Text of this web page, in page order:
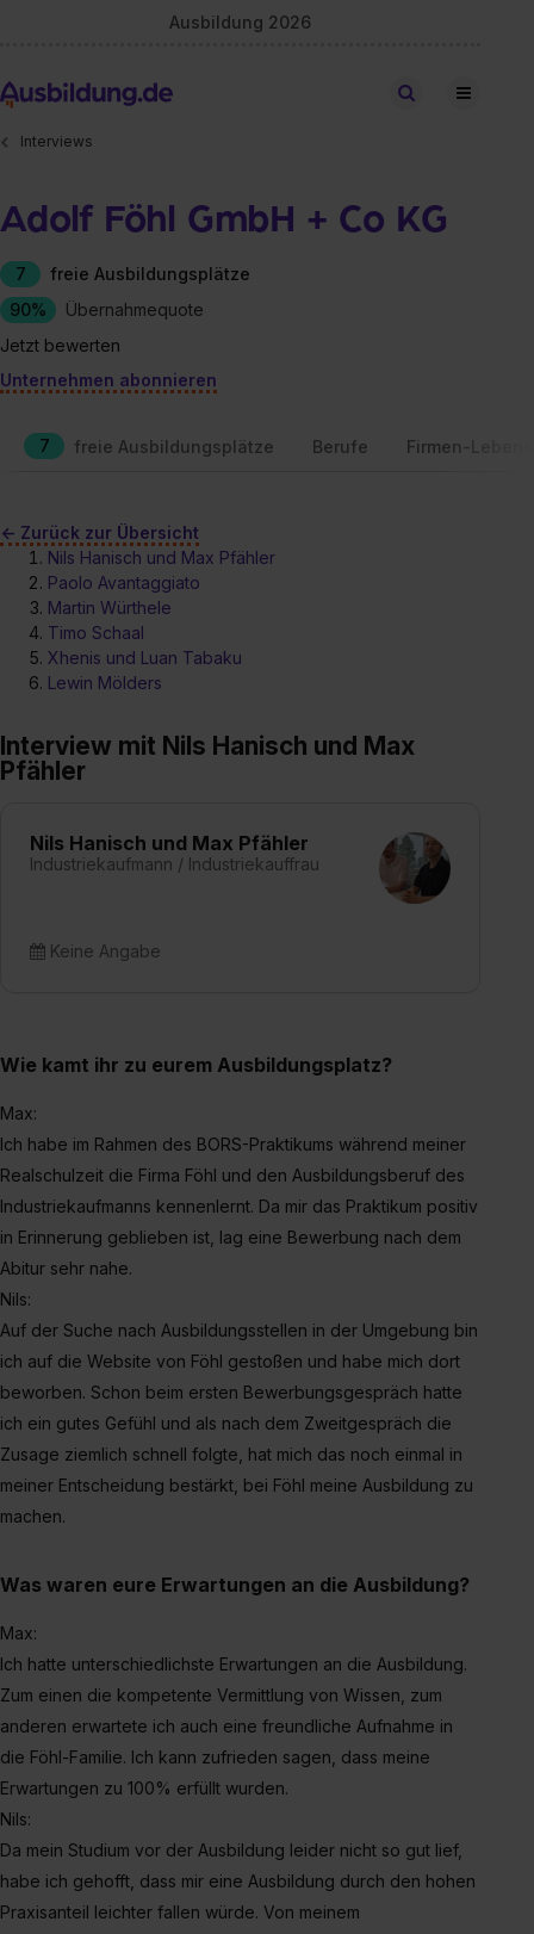
Ausbildung 2026
Stellen finden
Interviews
Adolf Föhl GmbH + Co KG
7
freie Ausbildungsplätze
90%
Übernahmequote
Jetzt bewerten
Unternehmen abonnieren
7 freie Ausbildungsplätze Berufe Firmen-
<- Zurück zur Übersicht
Nils Hanisch und Max Pfähler
Paolo Avantaggiato
Martin Würthele
Timo Schaal
Xhenis und Luan Tabaku
Lewin Mölders
Interview mit Nils Hanisch und Max
Pfähler
Nils Hanisch und Max Pfähler
Industriekaufmann / Industriekauffrau
Keine Angabe
Wie kamt ihr zu eurem Ausbildungsplatz?
Max:
Ich habe im Rahmen des BORS-Praktikums während meiner
Realschulzeit die Firma Föhl und den Ausbildungsberuf des
Industriekaufmanns kennenlernt. Da mir das Praktikum positiv
in Erinnerung geblieben ist, lag eine Bewerbung nach dem
Abitur sehr nahe.
Nils:
Auf der Suche nach Ausbildungsstellen in der Umgebung bin
ich auf die Website von Föhl gestoßen und habe mich dort
beworben. Schon beim ersten Bewerbungsgespräch hatte
ich ein gutes Gefühl und als nach dem Zweitgespräch die
Zusage ziemlich schnell folgte, hat mich das noch einmal in
meiner Entscheidung bestärkt, bei Föhl meine Ausbildung zu
machen.
Was waren eure Erwartungen an die Ausbildung?
Max:
Ich hatte unterschiedlichste Erwartungen an die Ausbildung.
Zum einen die kompetente Vermittlung von Wissen, zum
anderen erwartete ich auch eine freundliche Aufnahme in
die Föhl-Familie. Ich kann zufrieden sagen, dass meine
Erwartungen zu 100% erfüllt wurden.
Nils:
Da mein Studium vor der Ausbildung leider nicht so gut lief,
habe ich gehofft, dass mir eine Ausbildung durch den hohen
Praxisanteil leichter fallen würde. Von meinem